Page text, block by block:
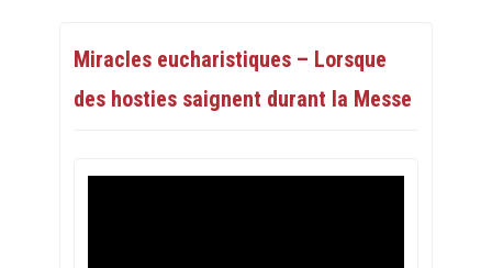
Miracles eucharistiques – Lorsque
des hosties saignent durant la Messe